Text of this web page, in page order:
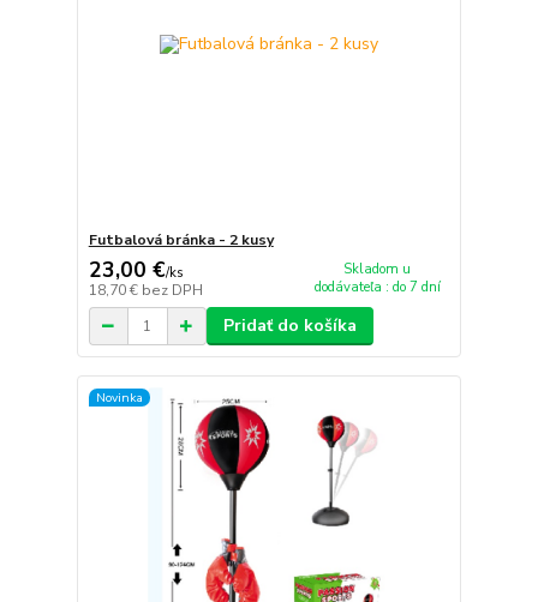
Futbalová bránka - 2 kusy
23,00 €/ks
18,70 € bez DPH
Skladom u
dodávateľa : do 7 dní
Pridať do košíka
Novinka